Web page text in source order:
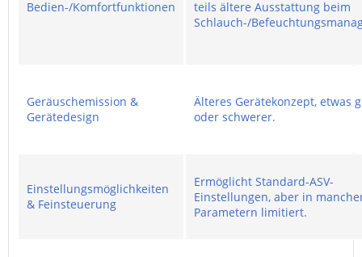
Bedien-/Komfortfunktionen
teils ältere Ausstattung beim
Schlauch-/
Geräuschemission &
Gerätedesign
Älteres Gerätekonzept, etwas
oder schwerer.
Einstellungsmöglichkeiten
& Feinsteuerung
Ermöglicht Standard-ASV-
Einstellungen, aber in
Parametern limitiert.